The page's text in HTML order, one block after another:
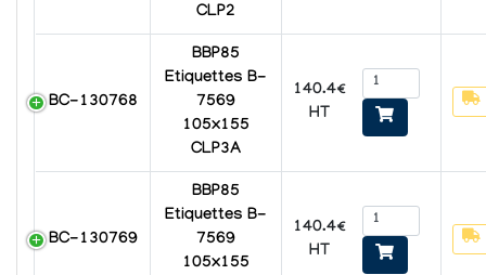
CLP2
BC-130768
BBP85
Etiquettes B-
7569
105x155
CLP3A
140.4€
HT
BC-130769
BBP85
Etiquettes B-
7569
105x155
140.4€
HT